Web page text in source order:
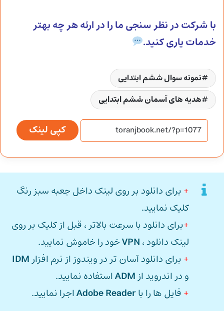
با شرکت در نظر سنجی ما را در ارئه هر چه بهتر
خدمات یاری کنید.
نمونه سوال ششم ابتدایی
هدیه های آسمان ششم ابتدایی
کپی لینک
+ برای دانلود بر روی لینک داخل جعبه سبز رنگ
کلیک نمایید.
+برای دانلود با سرعت بالاتر ، قبل از کلیک بر روی
لینک دانلود ، VPNخود را خاموش نمایید.
+ برای دانلود آسان تر در ویندوز از نرم افزار IDM
و در اندروید از ADMاستفاده نمایید.
+ فایل ها را باAdobe Readerاجرا نمایید.